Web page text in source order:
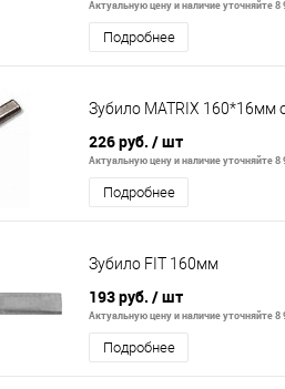
Актуальную цену и наличие уточняйте 8
Подробнее
Зубило MATRIX 160*16мм
226 руб. / шт
Актуальную цену и наличие уточняйте 8
Подробнее
Зубило FIT 160мм
193 руб. / шт
Актуальную цену и наличие уточняйте 8
Подробнее